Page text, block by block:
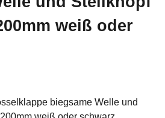
weiß oder